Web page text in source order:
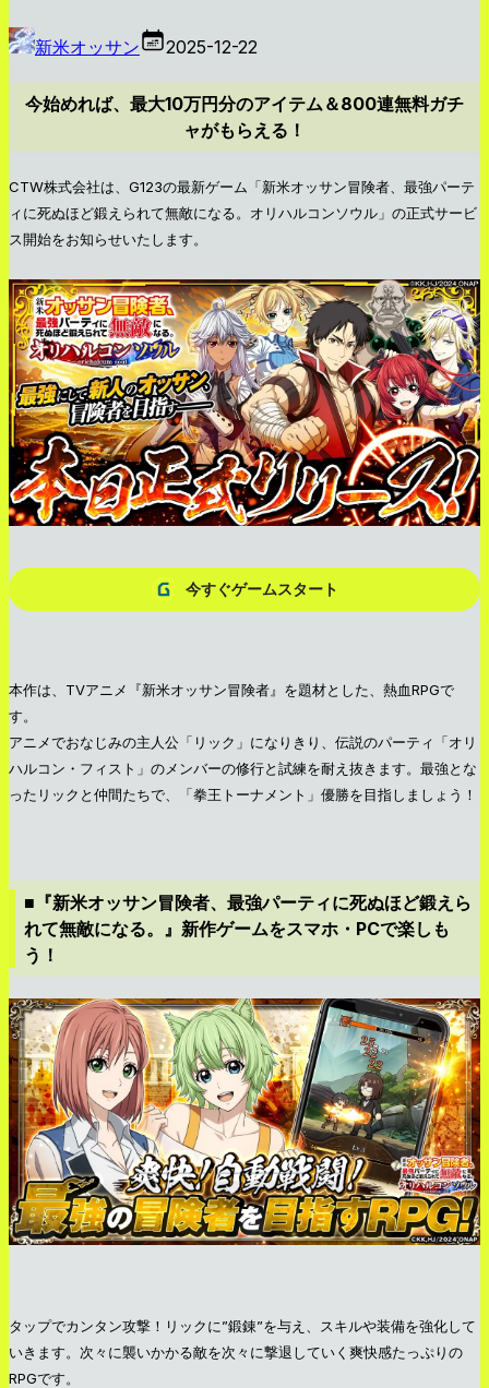
新米オッサン 2025-12-22
今始めれば、最大10万円分のアイテム＆800連無料ガチ
ャがもらえる！
CTW株式会社は、G123の最新ゲーム「新米オッサン冒険者、最強パーテ
ィに死ぬほど鍛えられて無敵になる。オリハルコンソウル」の正式サービ
ス開始をお知らせいたします。
今すぐゲームスタート
本作は、TVアニメ『新米オッサン冒険者』を題材とした、熱血RPGで
す。
アニメでおなじみの主人公「リック」になりきり、伝説のパーティ「オリ
ハルコン・フィスト」のメンバーの修行と試練を耐え抜きます。最強とな
ったリックと仲間たちで、「拳王トーナメント」優勝を目指しましょう！
■『新米オッサン冒険者、最強パーティに死ぬほど鍛えら
れて無敵になる。』新作ゲームをスマホ・PCで楽しも
う！
タップでカンタン攻撃！リックに”鍛錬”を与え、スキルや装備を強化して
いきます。次々に襲いかかる敵を次々に撃退していく爽快感たっぷりの
RPGです。